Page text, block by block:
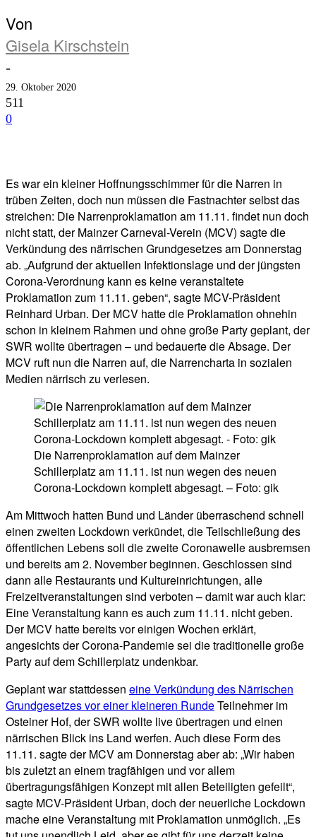
Von
Gisela Kirschstein
-
29. Oktober 2020
511
0
Es war ein kleiner Hoffnungsschimmer für die Narren in
trüben Zeiten, doch nun müssen die Fastnachter selbst das
streichen: Die Narrenproklamation am 11.11. findet nun doch
nicht statt, der Mainzer Carneval-Verein (MCV) sagte die
Verkündung des närrischen Grundgesetzes am Donnerstag
ab. „Aufgrund der aktuellen Infektionslage und der jüngsten
Corona-Verordnung kann es keine veranstaltete
Proklamation zum 11.11. geben“, sagte MCV-Präsident
Reinhard Urban. Der MCV hatte die Proklamation ohnehin
schon in kleinem Rahmen und ohne große Party geplant, der
SWR wollte übertragen – und bedauerte die Absage. Der
MCV ruft nun die Narren auf, die Narrencharta in sozialen
Medien närrisch zu verlesen.
Die Narrenproklamation auf dem Mainzer
Schillerplatz am 11.11. ist nun wegen des neuen
Corona-Lockdown komplett abgesagt. – Foto: gik
Am Mittwoch hatten Bund und Länder überraschend schnell
einen zweiten Lockdown verkündet, die Teilschließung des
öffentlichen Lebens soll die zweite Coronawelle ausbremsen
und bereits am 2. November beginnen. Geschlossen sind
dann alle Restaurants und Kultureinrichtungen, alle
Freizeitveranstaltungen sind verboten – damit war auch klar:
Eine Veranstaltung kann es auch zum 11.11. nicht geben.
Der MCV hatte bereits vor einigen Wochen erklärt,
angesichts der Corona-Pandemie sei die traditionelle große
Party auf dem Schillerplatz undenkbar.
Geplant war stattdessen eine Verkündung des Närrischen
Grundgesetzes vor einer kleineren RundeTeilnehmer im
Osteiner Hof, der SWR wollte live übertragen und einen
närrischen Blick ins Land werfen. Auch diese Form des
11.11. sagte der MCV am Donnerstag aber ab: „Wir haben
bis zuletzt an einem tragfähigen und vor allem
übertragungsfähigen Konzept mit allen Beteiligten gefeilt“,
sagte MCV-Präsident Urban, doch der neuerliche Lockdown
mache eine Veranstaltung mit Proklamation unmöglich. „Es